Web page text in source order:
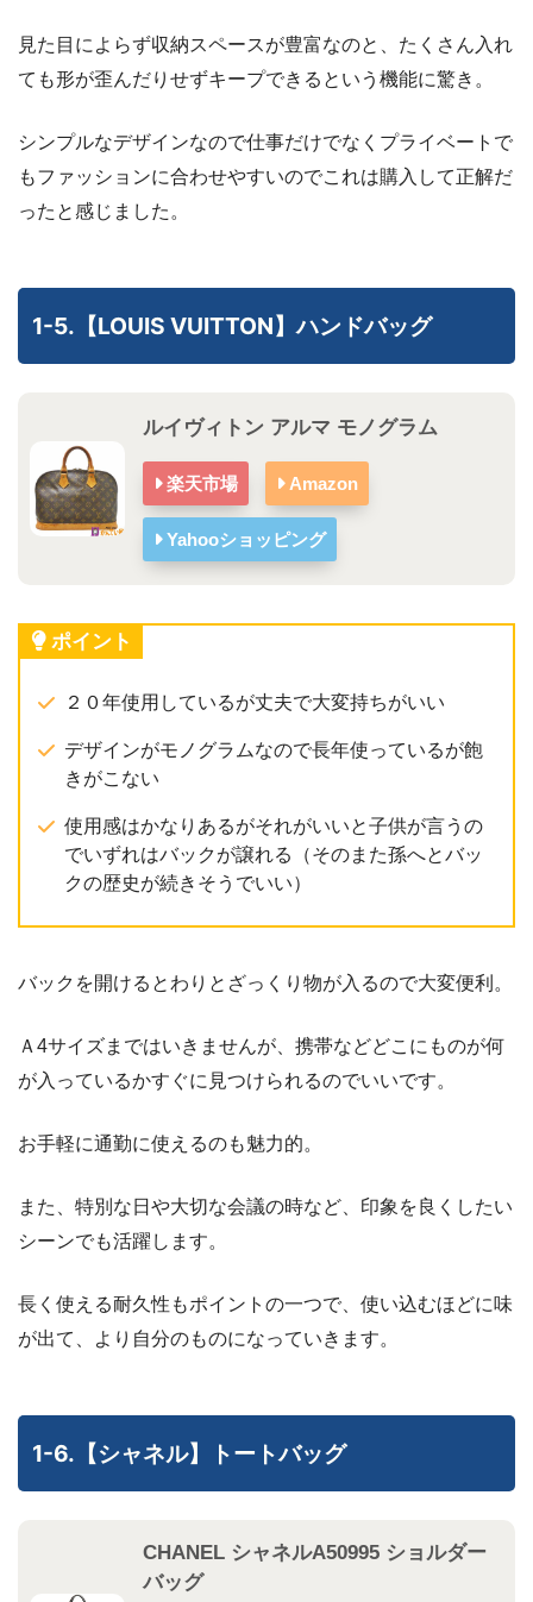
見た目によらず収納スペースが豊富なのと、たくさん入れ
ても形が歪んだりせずキープできるという機能に驚き。
シンプルなデザインなので仕事だけでなくプライベートで
もファッションに合わせやすいのでこれは購入して正解だ
ったと感じました。
1-5.【LOUIS VUITTON】ハンドバッグ
ルイヴィトン アルマ モノグラム
楽天市場 Amazon
Yahooショッピング
ポイント
２０年使用しているが丈夫で大変持ちがいい
デザインがモノグラムなので長年使っているが飽
きがこない
使用感はかなりあるがそれがいいと子供が言うの
でいずれはバックが譲れる（そのまた孫へとバッ
クの歴史が続きそうでいい）
バックを開けるとわりとざっくり物が入るので大変便利。
Ａ4サイズまではいきませんが、携帯などどこにものが何
が入っているかすぐに見つけられるのでいいです。
お手軽に通勤に使えるのも魅力的。
また、特別な日や大切な会議の時など、印象を良くしたい
シーンでも活躍します。
長く使える耐久性もポイントの一つで、使い込むほどに味
が出て、より自分のものになっていきます。
1-6.【シャネル】トートバッグ
CHANEL シャネルA50995 ショルダー
バッグ